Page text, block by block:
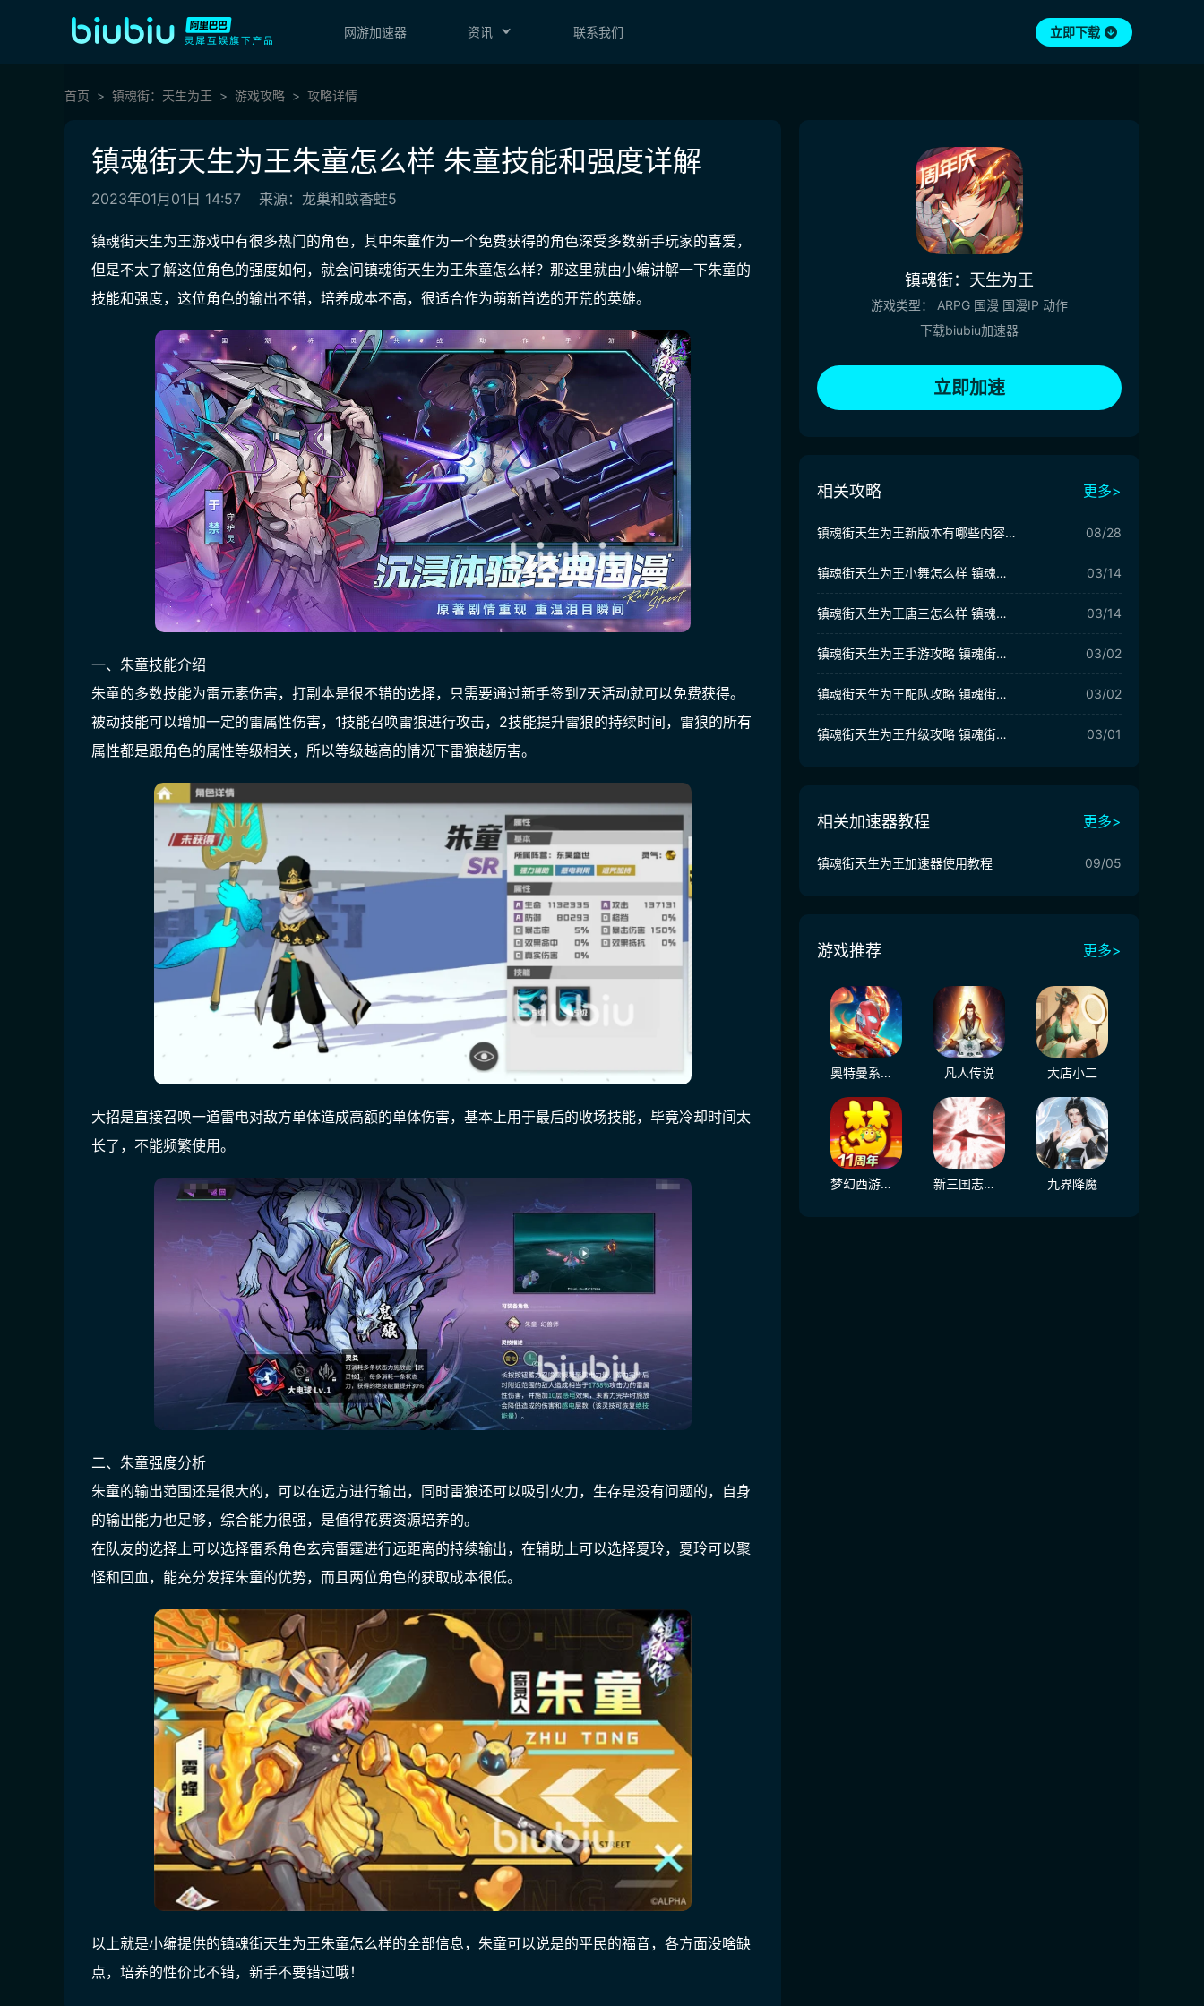
网游加速器 资讯 联系我们 立即下载
首页 镇魂街：天生为王 游戏攻略 攻略详情
镇魂街天生为王朱童怎么样 朱童技能和强度详解
2023年01月01日 14:57 来源：龙巢和蚊香蛙5
镇魂街天生为王游戏中有很多热门的角色，其中朱童作为一个免费获得的角色深受多数新手玩家的喜爱，
但是不太了解这位角色的强度如何，就会问镇魂街天生为王朱童怎么样？那这里就由小编讲解一下朱童的
技能和强度，这位角色的输出不错，培养成本不高，很适合作为萌新首选的开荒的英雄。
一、朱童技能介绍
朱童的多数技能为雷元素伤害，打副本是很不错的选择，只需要通过新手签到7天活动就可以免费获得。
被动技能可以增加一定的雷属性伤害，1技能召唤雷狼进行攻击，2技能提升雷狼的持续时间，雷狼的所有
属性都是跟角色的属性等级相关，所以等级越高的情况下雷狼越厉害。
大招是直接召唤一道雷电对敌方单体造成高额的单体伤害，基本上用于最后的收场技能，毕竟冷却时间太
长了，不能频繁使用。
二、朱童强度分析
朱童的输出范围还是很大的，可以在远方进行输出，同时雷狼还可以吸引火力，生存是没有问题的，自身
的输出能力也足够，综合能力很强，是值得花费资源培养的。
在队友的选择上可以选择雷系角色玄亮雷霆进行远距离的持续输出，在辅助上可以选择夏玲，夏玲可以聚
怪和回血，能充分发挥朱童的优势，而且两位角色的获取成本很低。
以上就是小编提供的镇魂街天生为王朱童怎么样的全部信息，朱童可以说是的平民的福音，各方面没啥缺
点，培养的性价比不错，新手不要错过哦！
镇魂街：天生为王
游戏类型： ARPG 国漫 国漫IP 动作
下载biubiu加速器
立即加速
相关攻略 更多>
镇魂街天生为王新版本有哪些内容 镇魂街天生为王新版本介绍 08/28
镇魂街天生为王小舞怎么样 镇魂街天生为王小舞角色分析 03/14
镇魂街天生为王唐三怎么样 镇魂街天生为王唐三角色分析 03/14
镇魂街天生为王手游攻略 镇魂街天生为王萌新技巧分享 03/02
镇魂街天生为王配队攻略 镇魂街天生为王强势阵容分享 03/02
镇魂街天生为王升级攻略 镇魂街天生为王快速升级技巧 03/01
相关加速器教程 更多>
镇魂街天生为王加速器使用教程 09/05
游戏推荐 更多>
奥特曼系列OL 凡人传说 大店小二
梦幻西游（大陆服） 新三国志曹操传 九界降魔